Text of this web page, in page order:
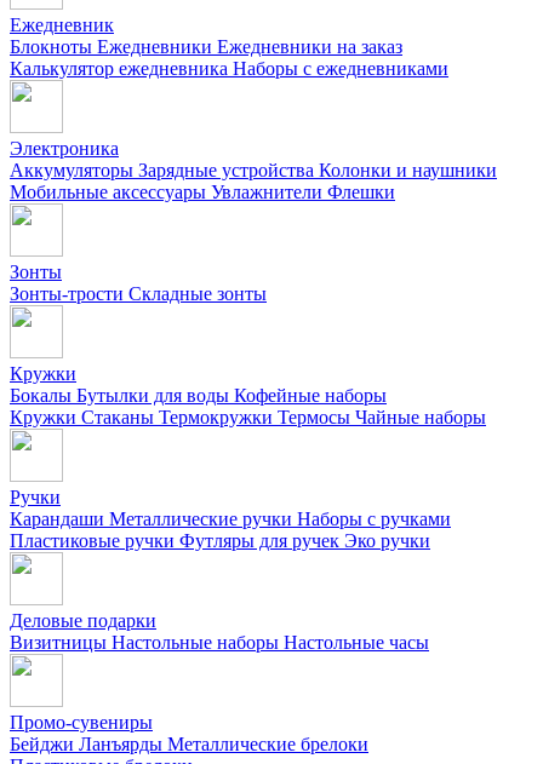
Ежедневник
Блокноты Ежедневники Ежедневники на заказ
Калькулятор ежедневника Наборы с ежедневниками
Электроника
Аккумуляторы Зарядные устройства Колонки и наушники
Мобильные аксессуары Увлажнители Флешки
Зонты
Зонты-трости Складные зонты
Кружки
Бокалы Бутылки для воды Кофейные наборы
Кружки Стаканы Термокружки Термосы Чайные наборы
Ручки
Карандаши Металлические ручки Наборы с ручками
Пластиковые ручки Футляры для ручек Эко ручки
Деловые подарки
Визитницы Настольные наборы Настольные часы
Промо-сувениры
Бейджи Ланъярды Металлические брелоки